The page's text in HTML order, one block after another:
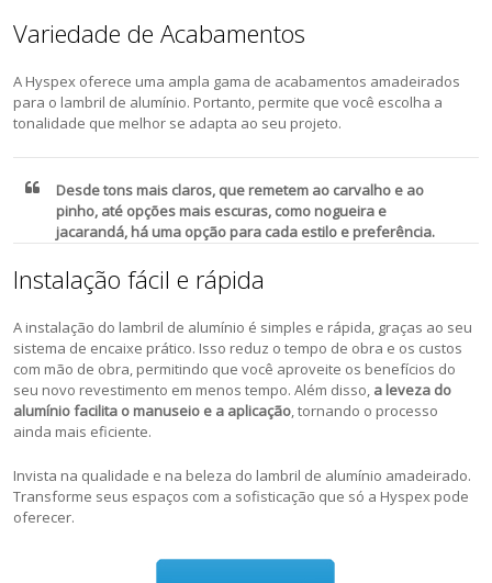
Variedade de Acabamentos
A Hyspex oferece uma ampla gama de acabamentos amadeirados
para o lambril de alumínio. Portanto, permite que você escolha a
tonalidade que melhor se adapta ao seu projeto.
Desde tons mais claros, que remetem ao carvalho e ao
pinho, até opções mais escuras, como nogueira e
jacarandá, há uma opção para cada estilo e preferência.
Instalação fácil e rápida
A instalação do lambril de alumínio é simples e rápida, graças ao seu
sistema de encaixe prático. Isso reduz o tempo de obra e os custos
com mão de obra, permitindo que você aproveite os benefícios do
seu novo revestimento em menos tempo. Além disso, a leveza do
alumínio facilita o manuseio e a aplicação, tornando o processo
ainda mais eficiente.
Invista na qualidade e na beleza do lambril de alumínio amadeirado.
Transforme seus espaços com a sofisticação que só a Hyspex pode
oferecer.